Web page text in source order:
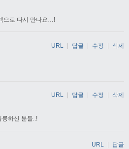
으로 다시 만나요…!
URL | 답글 | 수정 | 삭제
륭하신 분들..!
URL 답글 수정 삭제
URL 답글